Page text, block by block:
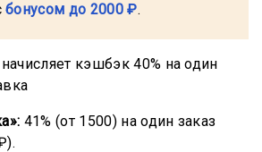
бонусом до 2000 ₽.
41% (от 1500) на один заказ